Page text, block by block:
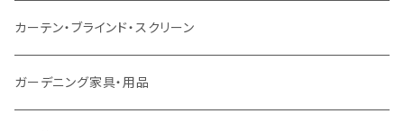
クッション・座椅子
ダブルサイズ以上（マットレス付）
ロフトベッド
デスク
ダイニングベンチ・スツール
レンジ台・カウンター
ラック
ラグ
カーペット
カーテン・ブラインド・スクリーン
ガーデニング家具・用品